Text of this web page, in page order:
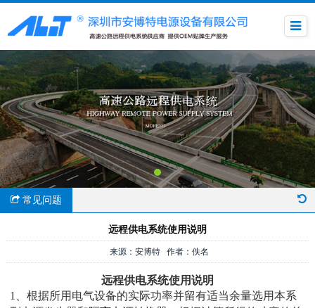
常见问题
​远程供电系统使用说明
来源：安博特 作者：佚名
远程供电系统使用说明
1、根据所用电气设备的实际功率并留有适当余量选用本系